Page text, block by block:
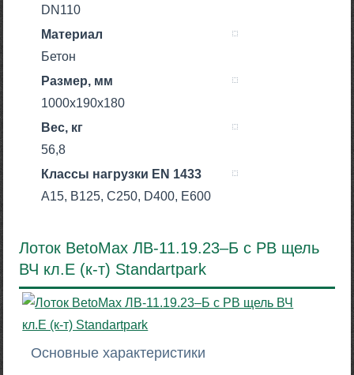
DN110
Материал
Бетон
Размер, мм
1000x190x180
Вес, кг
56,8
Класcы нагрузки EN 1433
A15, B125, C250, D400, E600
Лоток BetoMax ЛВ-11.19.23–Б с РВ щель
ВЧ кл.Е (к-т) Standartpark
Основные характеристики